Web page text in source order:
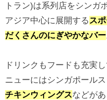
トラン)は系列店をシンガ
アジア中心に展開するス
だくさんのにぎやかなバー
ドリンクもフードも充実
ニューにはシンガポール
チキンウィングスなどがあ